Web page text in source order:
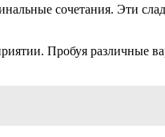
сочетания. Эти
Пробуя различные